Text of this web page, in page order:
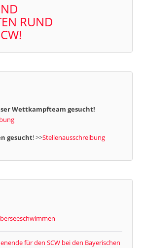
RUND
Wettkampfteam gesucht!
gesucht! >>Stellenausschreibung
für den SCW bei den Bayerischen